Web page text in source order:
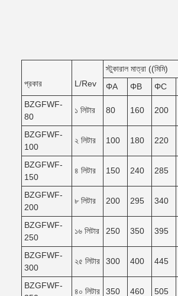
প্রকার L/Rev
স্টুকারাল মাত্রা ((মিমি)
ΦA
ΦB ΦC
BZGFWF-
80
১ লিটার 80 160 200
BZGFWF-
100
২ লিটার 100 180 220
BZGFWF-
150
৪ লিটার 150 240 285
BZGFWF-
200
৮ লিটার 200 295 340
BZGFWF-
250
১৬ লিটার 250 350 395
BZGFWF-
300
২৫ লিটার 300 400 445
BZGFWF-
৪০ লিটার 350 460 505